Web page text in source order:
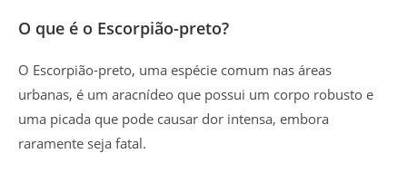
O que é o Escorpião-preto?
O Escorpião-preto, uma espécie comum nas áreas
urbanas, é um aracnídeo que possui um corpo robusto e
uma picada que pode causar dor intensa, embora
raramente seja fatal.